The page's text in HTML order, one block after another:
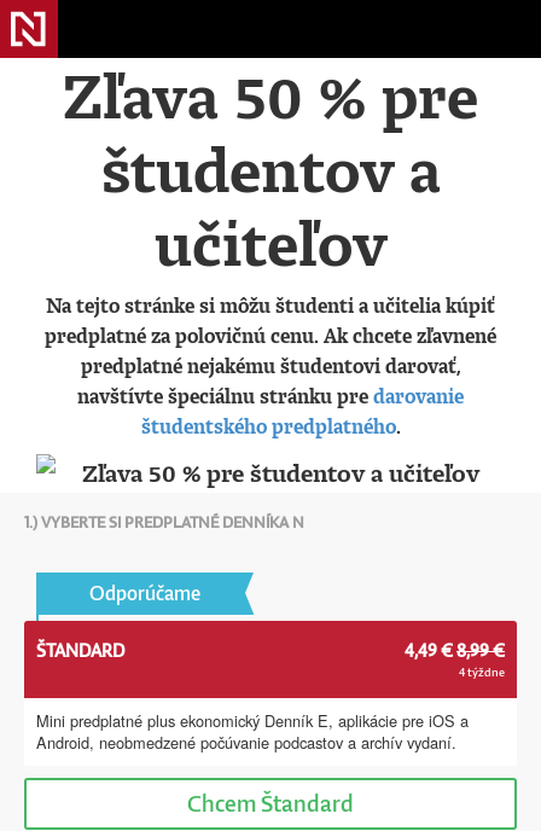
Zľava 50 % pre
študentov a
učiteľov
Na tejto stránke si môžu študenti a učitelia kúpiť
predplatné za polovičnú cenu. Ak chcete zľavnené
predplatné nejakému študentovi darovať,
navštívte špeciálnu stránku predarovanie
študentského predplatného.
1.) VYBERTE SI PREDPLATNÉ DENNÍKA N
Odporúčame
ŠTANDARD 4,49 €8,99 €
4 týždne
Mini predplatné plus ekonomický Denník E, aplikácie pre iOS a
Android, neobmedzené počúvanie podcastov a archív vydaní.
ChcemŠtandard